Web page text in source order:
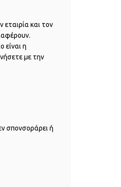
εταιρία και τον
είναι η
με την
σπονσοράρει ή